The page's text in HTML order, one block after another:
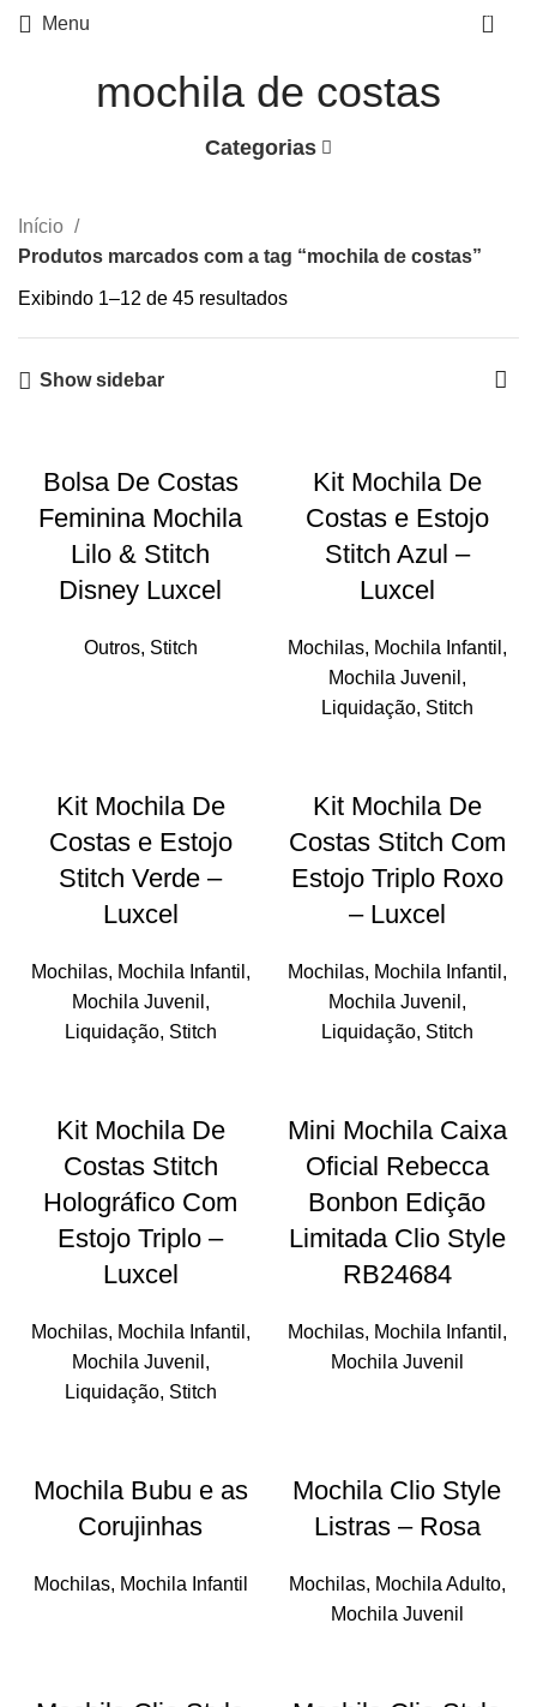
Menu 0
mochila de costas
Categorias
Início
Produtos marcados com a tag “mochila de costas”
Exibindo 1–12 de 45 resultados
Show sidebar
Bolsa De Costas
Feminina Mochila
Lilo & Stitch
Disney Luxcel
Outros, Stitch
OUT
Kit Mochila De
Costas e Estojo
Stitch Azul –
Luxcel
Mochilas, Mochila Infantil ,
Mochila Juvenil ,
Liquidação, Stitch
OUT
Kit Mochila De
Costas e Estojo
Stitch Verde –
Luxcel
Mochilas, Mochila Infantil ,
Mochila Juvenil ,
Liquidação, Stitch
OUT
Kit Mochila De
Costas Stitch Com
Estojo Triplo Roxo
– Luxcel
Mochilas, Mochila Infantil ,
Mochila Juvenil ,
Liquidação, Stitch
Kit Mochila De
Costas Stitch
Holográfico Com
Estojo Triplo –
Luxcel
Mochilas, Mochila Infantil ,
Mochila Juvenil ,
Liquidação, Stitch
Mini Mochila Caixa
Oficial Rebecca
Bonbon Edição
Limitada Clio Style
RB24684
Mochilas, Mochila Infantil ,
Mochila Juvenil
Mochila Bubu e as
Corujinhas
Mochilas, Mochila Infantil
Mochila Clio Style
Listras – Rosa
Mochilas, Mochila Adulto,
Mochila Juvenil